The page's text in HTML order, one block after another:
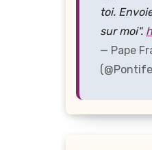
toi.
sur moi".
— Pape